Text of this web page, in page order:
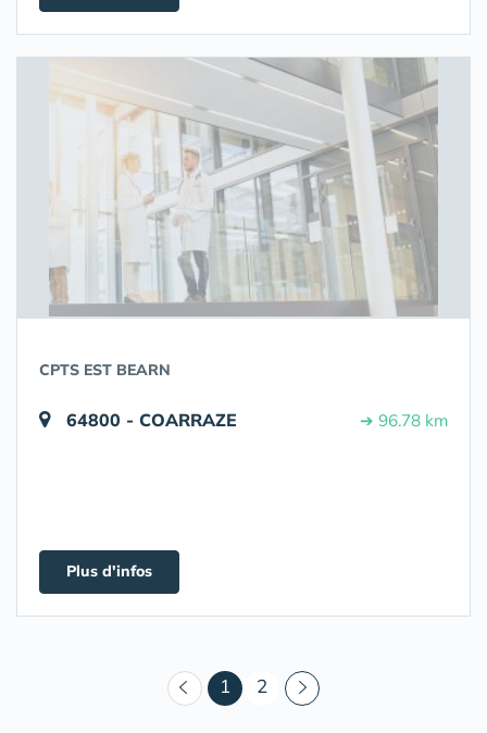
CPTS EST BEARN
64800 - COARRAZE ➔ 96.78 km
Plus d'infos
1 (courant)
2